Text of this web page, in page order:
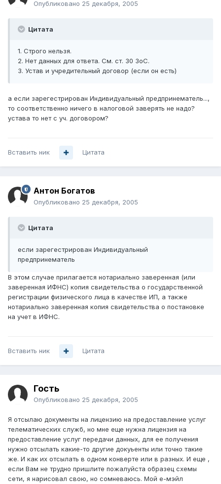
Опубликовано 25 декабря, 2005
Цитата
1. Строго нельзя.
2. Нет данных для ответа. См. ст. 30 ЗоС.
3. Устав и учредительный договор (если он есть)
а если зарегестрирован Индивидуальный предпринематель...,
то соответственно ничего в налоговой заверять не надо?
устава то нет с уч. договором?
Вставить ник Цитата
Антон Богатов
Опубликовано 25 декабря, 2005
Цитата
если зарегестрирован Индивидуальный
предпринематель
В этом случае прилагается нотариально заверенная (или
заверенная ИФНС) копия свидетельства о государственной
регистрации физического лица в качестве ИП, а также
нотариально заверенная копия свидетельства о постановке
на учет в ИФНС.
Вставить ник Цитата
Гость
Опубликовано 25 декабря, 2005
Я отсылаю документы на лицензию на предоставление услуг
телематических служб, но мне еще нужна лицензия на
предоставление услуг передачи данных, для ее получения
нужно отсылать какие-то другие докуьенты или точно такие
же. И как их отсылать в одном конверте или в разных. И еще ,
если Вам не трудно пришлите пожалуйста образец схемы
сети, я нарисовал свою, но сомневаюсь. Мой е-мэйл